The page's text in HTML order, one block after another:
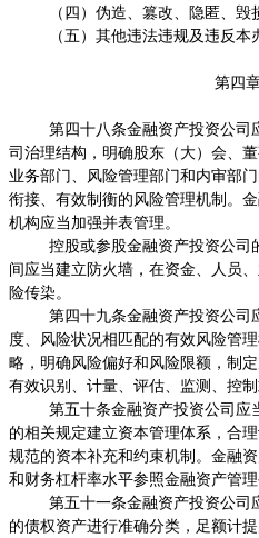
（四）伪造、篡改、隐匿、毁
（五）其他违法违规及违反本
第四
第四十八条金融资产投资公司
司治理结构，明确股东（大）会、
业务部门、风险管理部门和内审部
衔接、有效制衡的风险管理机制。
机构应当加强并表管理。
控股或参股金融资产投资公司
间应当建立防火墙，在资金、人员
险传染。
第四十九条金融资产投资公司
度、风险状况相匹配的有效风险管
略，明确风险偏好和风险限额，制
有效识别、计量、评估、监测、控制
第五十条金融资产投资公司应
的相关规定建立资本管理体系，合
规范的资本补充和约束机制。金融
和财务杠杆率水平参照金融资产管
第五十一条金融资产投资公司
的债权资产进行准确分类，足额计